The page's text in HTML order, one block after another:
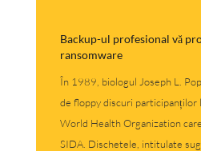
Backup-ul profesional vă
ransomware
În 1989, biologul Joseph L.
de floppy discuri participanților
World Health Organization
SIDA. Dischetele, intitulate